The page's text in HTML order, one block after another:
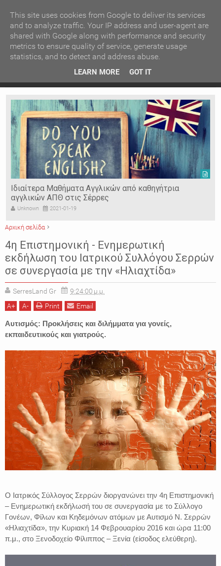
Ιερόσυλοι έκλεψαν τάματα από Ιερό Ναό στις Σέρρες
Ιδιαίτερα Μαθήματα Αγγλικών από καθηγήτρια
αγγλικών ΑΠΘ στις Σέρρες
Unknown 2021-01-19
Αρχική σελίδα
ΑΥΤΙΣΜΟΣ
ΗΛΙΑΧΤΙΔΑ
ΙΑΤΡΙΚΟΣ ΣΥΛΛΟΓΟΣ ΣΕΡΡΩΝ
ΣΕΡΡΕΣ
4η Επιστημονική - Ενημερωτική
εκδήλωση του Ιατρικού Συλλόγου Σερρών
σε συνεργασία με την «Ηλιαχτίδα»
SerresLand Gr
9:24:00 μ.μ.
A+ A- Print Email
Αυτισμός: Προκλήσεις και διλήμματα για γονείς,
εκπαιδευτικούς και γιατρούς.
Ο Ιατρικός Σύλλογος Σερρών διοργανώνει την 4η Επιστημονική
– Ενημερωτική εκδήλωσή του σε συνεργασία με το Σύλλογο
Γονέων, Φίλων και Κηδεμόνων ατόμων με Αυτισμό Ν. Σερρών
«Ηλιαχτίδα», την Κυριακή 14 Φεβρουαρίου 2016 και ώρα 11:00
π.μ., στο Ξενοδοχείο Φίλιππος – Ξενία (είσοδος ελεύθερη).
ΚΕΝΤΡΙΚΗ ΑΝΑ ΚΑΤΗΓΟΡΙΑ
ΕΙΔΗΣΕΙΣ ΑΝΑ ΠΕΡΙΟΧΗ
ΠΡΟΣΦΑΤΑ ΝΕΑ
Ν. ΣΕΡΡΩΝ Η ΓΗ ΜΑΣ
ΤΥΧΑΙΕΣ ΑΝΑΡΤΗΣΕΙΣ/ΑΡΘΡΑ
Serres Racing Circuit
Panserraikos FC
Ikaroi B.C.
This site uses cookies from Google to deliver its services
and to analyze traffic. Your IP address and user-agent are
shared with Google along with performance and security
metrics to ensure quality of service, generate usage
statistics, and to detect and address abuse.
LEARN MORE GOT IT